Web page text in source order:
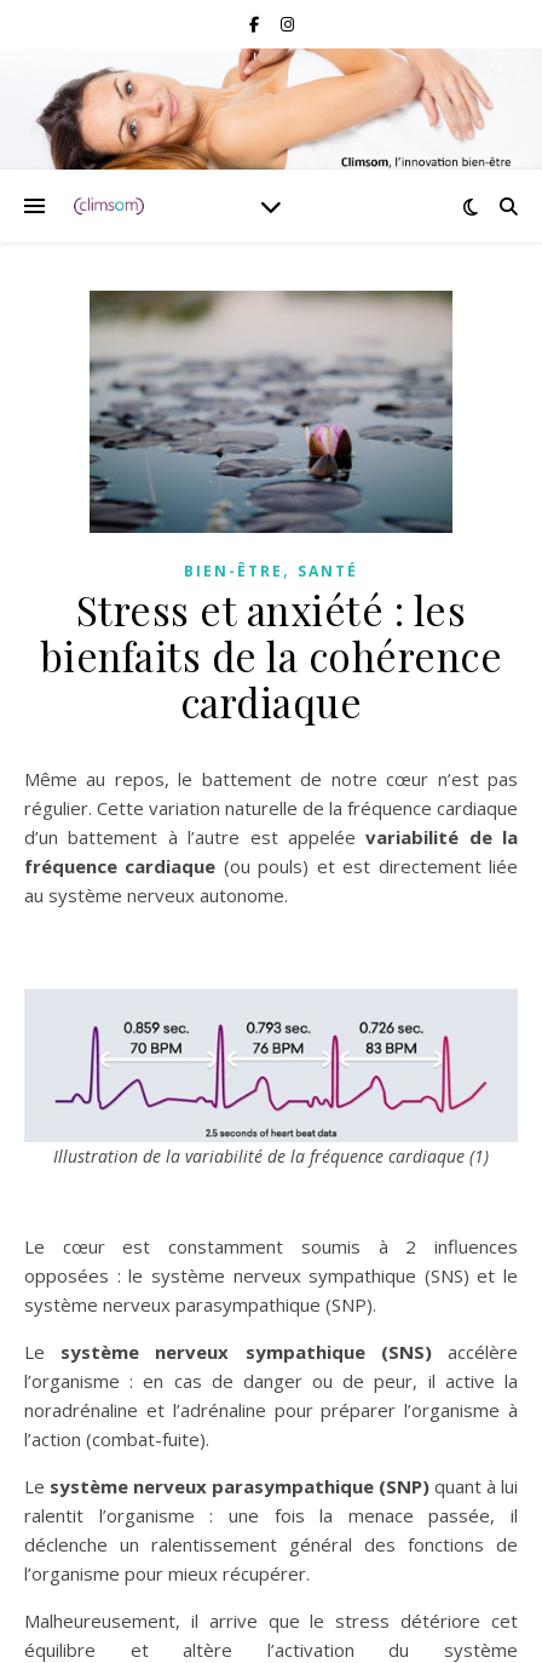
BIEN-ÊTRE , SANTÉ
Stress et anxiété : les
bienfaits de la cohérence
cardiaque
Même au repos, le battement de notre cœur n’est pas
régulier. Cette variation naturelle de la fréquence cardiaque
d’un battement à l’autre est appeléevariabilité de la
fréquence cardiaque (ou pouls) et est directement liée
au système nerveux autonome.
Illustration de la variabilité de la fréquence cardiaque (1)
Le cœur est constamment soumis à 2 influences
opposées : le système nerveux sympathique (SNS) et le
système nerveux parasympathique (SNP).
Le système nerveux sympathique (SNS)accélère
l’organisme : en cas de danger ou de peur, il active la
noradrénaline et l’adrénaline pour préparer l’organisme à
l’action (combat-fuite).
Le système nerveux parasympathique (SNP) quant à lui
ralentit l’organisme : une fois la menace passée, il
déclenche un ralentissement général des fonctions de
l’organisme pour mieux récupérer.
Malheureusement, il arrive que le stress détériore cet
équilibre et altère l’activation du système